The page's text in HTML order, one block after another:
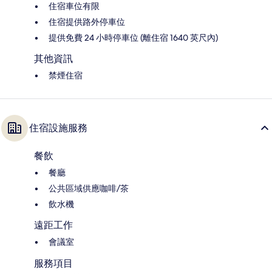
住宿車位有限
住宿提供路外停車位
提供免費 24 小時停車位 (離住宿 1640 英尺內)
其他資訊
禁煙住宿
住宿設施服務
餐飲
餐廳
公共區域供應咖啡/茶
飲水機
遠距工作
會議室
服務項目